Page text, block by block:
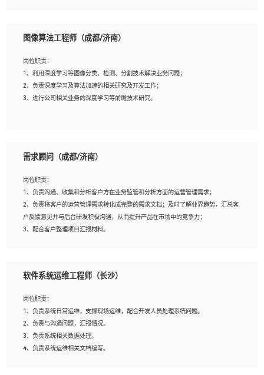
研发管理流程建设经验；
常用框架和技术Springboot、Shiro、springcloud等；熟悉Linux常用命令和了解常
用脚本语言，较丰富的线上系统运维经验，复杂问题排查思路清晰。
出相关的解决方案，包括视频分析、图像识别、NLP、OCR、机器学习等；
AI算法框架，对人脸识别、目标检测、图像识别、OCR、NLP等AI算法有深刻理
解。具有AI平台级产品/解决方案从业经验者优先。具有大数据技术背景者优先；
6、具备良好的客户意识与沟通能力，善于学习思考、创新与团队协作，认真负责、
执行力与抗压力强。
图像算法工程师（成都/济南）
岗位职责：
1、利用深度学习等图像分类、检测、分割技术解决业务问题；
2、负责深度学习及算法加速的相关研究及开发工作；
3、进行公司相关业务的深度学习等前瞻技术研究。
2、2年以上图像处理开发经验，熟悉python和spark开发；
深度学习系统环境；
4、熟悉OPENCV、HALCON等常用图像处理软件，熟练进行图像处理；
5、熟悉主流的分类算法、聚类算法和关联分析算法原理，能熟练使用神经网络算法
的进行业务建模；
6、对OCR领域有深入的研究，熟悉模型调参，压缩和整型化方法；
需求顾问（成都/济南）
岗位职责：
1、负责沟通、收集和分析客户方在业务监管和分析方面的运营管理需求；
2、负责将客户的运营管理需求转化成完整的需求文档；及时了解业界趋势，汇总客
户反馈意见并与后台研发积极沟通，从而提升产品在市场中的竞争力；
3、配合客户整理项目汇报材料。
1、3年以上运营或解决方案的工作经验。
征，可独立提出完整的优化方案,并推动方案执行达成结果；熟练使用PPT、
WORD、EXCEL等办公软件；
3、深入理解公司各项AI产品和技术信息；具有较强的文档编写能力，能独立撰写
PPT、方案建议书等，面试时需携带个人制作的专业PPT文件进行展示。
软件系统运维工程师（长沙）
岗位职责：
1、负责系统日常运维，支撑现场运维，配合开发人员处理系统问题。
2、负责与沟通问题，汇报情况。
3、负责系统相关数据处理。
4、负责系统运维相关文档编写。